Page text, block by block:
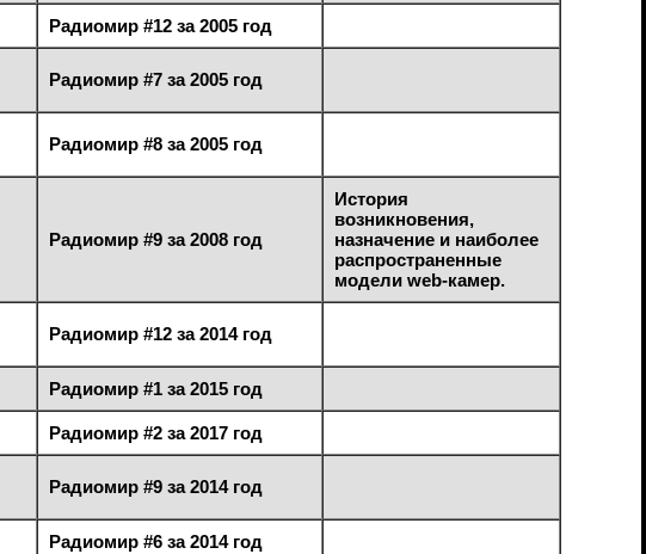
Радиомир #12 за 2005 год
Радиомир #7 за 2005 год
Радиомир #8 за 2005 год
Радиомир #9 за 2008 год
История
возникновения,
назначение и наиболее
распространенные
модели web-камер.
Радиомир #12 за 2014 год
Радиомир #1 за 2015 год
Радиомир #2 за 2017 год
Радиомир #9 за 2014 год
Радиомир #6 за 2014 год